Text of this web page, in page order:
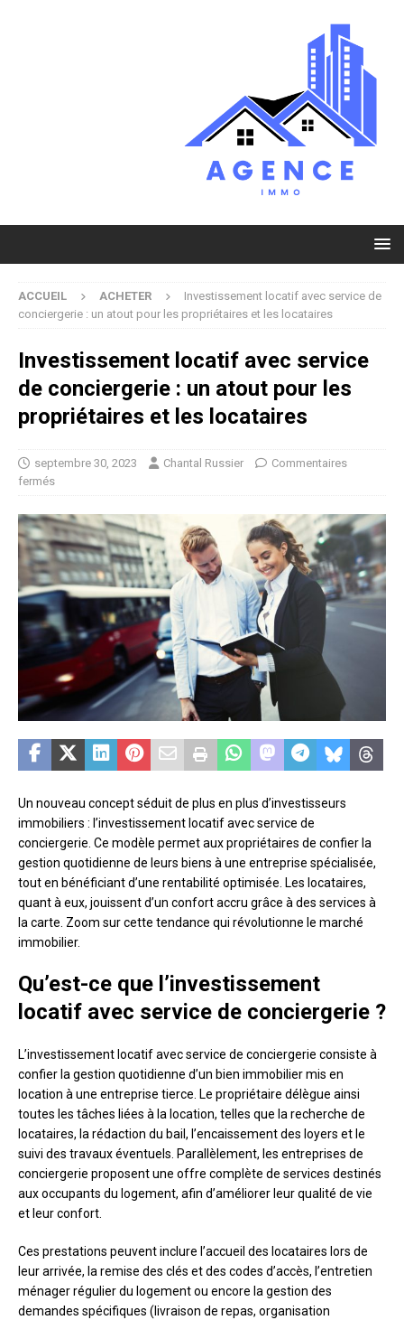
ACCUEIL ACHETER
Investissement locatif avec service de
conciergerie : un atout pour les propriétaires et les locataires
Investissement locatif avec service
de conciergerie : un atout pour les
propriétaires et les locataires
septembre 30, 2023 Chantal Russier
Commentaires
fermés
Un nouveau concept séduit de plus en plus d’investisseurs
immobiliers : l’investissement locatif avec service de
conciergerie. Ce modèle permet aux propriétaires de confier la
gestion quotidienne de leurs biens à une entreprise spécialisée,
tout en bénéficiant d’une rentabilité optimisée. Les locataires,
quant à eux, jouissent d’un confort accru grâce à des services à
la carte. Zoom sur cette tendance qui révolutionne le marché
immobilier.
Qu’est-ce que l’investissement
locatif avec service de conciergerie ?
L’investissement locatif avec service de conciergerie consiste à
confier la gestion quotidienne d’un bien immobilier mis en
location à une entreprise tierce. Le propriétaire délègue ainsi
toutes les tâches liées à la location, telles que la recherche de
locataires, la rédaction du bail, l’encaissement des loyers et le
suivi des travaux éventuels. Parallèlement, les entreprises de
conciergerie proposent une offre complète de services destinés
aux occupants du logement, afin d’améliorer leur qualité de vie
et leur confort.
Ces prestations peuvent inclure l’accueil des locataires lors de
leur arrivée, la remise des clés et des codes d’accès, l’entretien
ménager régulier du logement ou encore la gestion des
demandes spécifiques (livraison de repas, organisation